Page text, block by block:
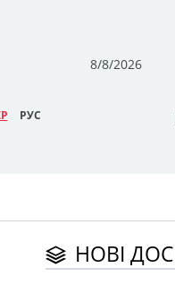
8/8/2026
РУC
НОВІ